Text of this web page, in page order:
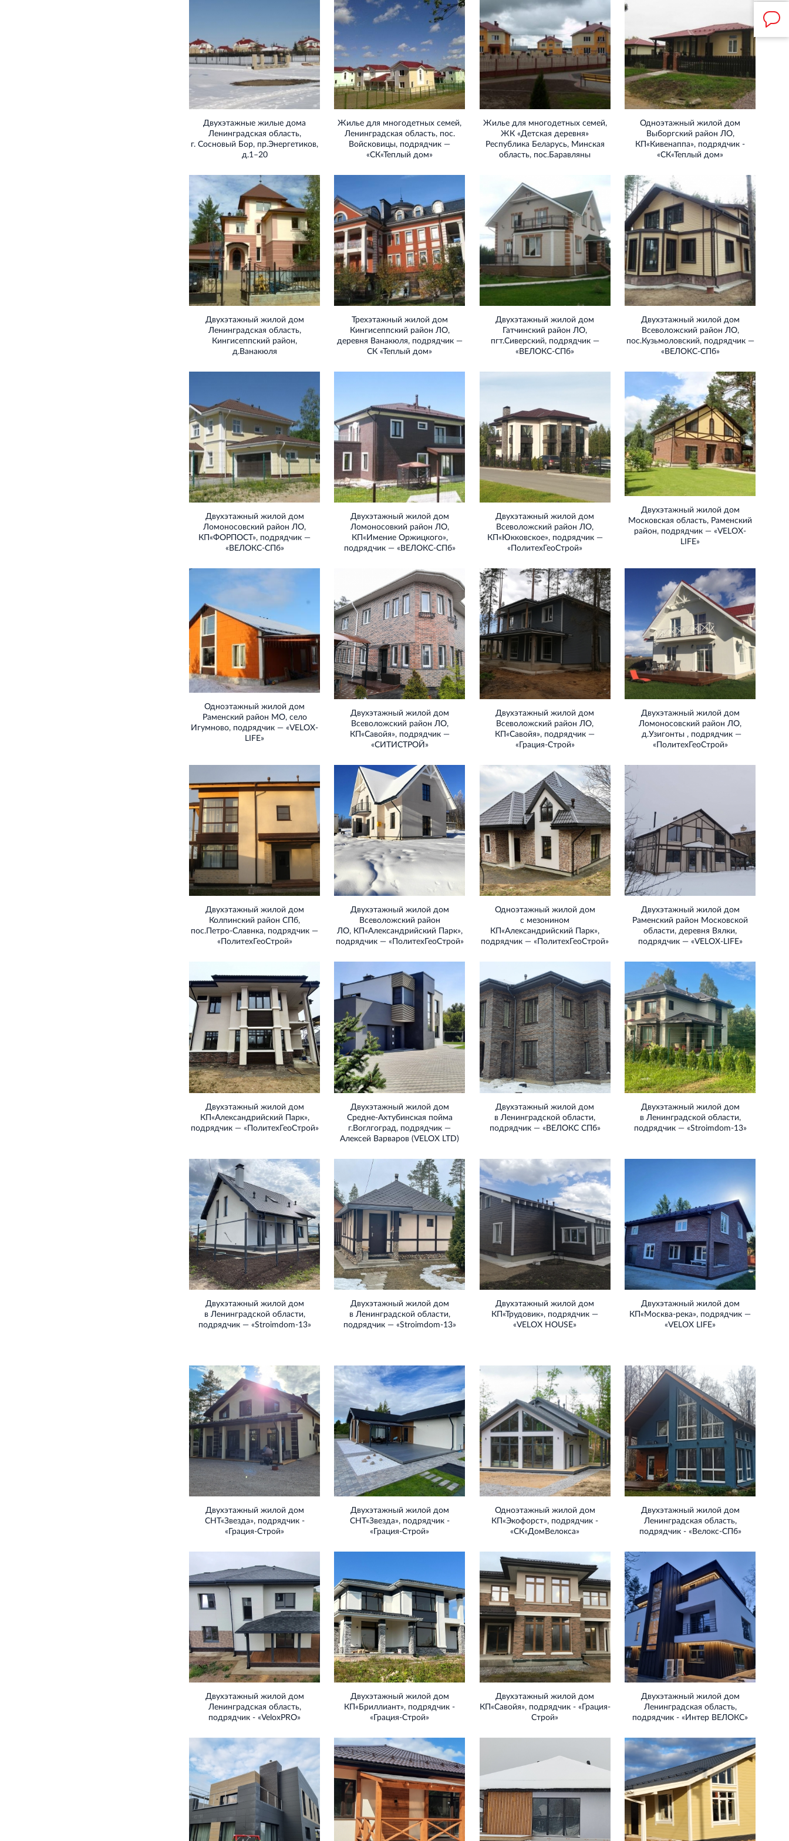
Двухэтажные жилые дома
Ленинградская область,
г. Сосновый Бор, пр.Энергетиков,
д.1–20
Жилье для многодетных семей,
Ленинградская область, пос.
Войсковицы, подрядчик —
«СК«Теплый дом»
Жилье для многодетных семей,
ЖК «Детская деревня»
Республика Беларусь, Минская
область, пос.Баравляны
Одноэтажный жилой дом
Выборгский район ЛО,
КП«Кивенаппа», подрядчик -
«СК«Теплый дом»
Двухэтажный жилой дом
Ленинградская область,
Кингисеппский район,
д.Ванакюля
Трехэтажный жилой дом
Кингисеппский район ЛО,
деревня Ванакюля, подрядчик —
СК «Теплый дом»
Двухэтажный жилой дом
Гатчинский район ЛО,
пгт.Сиверский, подрядчик —
«ВЕЛОКС‐СПб»
Двухэтажный жилой дом
Всеволожский район ЛО,
пос.Кузьмоловский, подрядчик —
«ВЕЛОКС‐СПб»
Двухэтажный жилой дом
Ломоносовский район ЛО,
КП«ФОРПОСТ», подрядчик —
«ВЕЛОКС‐СПб»
Двухэтажный жилой дом
Ломоносовкий район ЛО,
КП«Имение Оржицкого»,
подрядчик — «ВЕЛОКС‐СПб»
Двухэтажный жилой дом
Всеволожский район ЛО,
КП«Юкковское», подрядчик —
«ПолитехГеоСтрой»
Двухэтажный жилой дом
Московская область, Раменский
район, подрядчик — «VELOX‐
LIFE»
Одноэтажный жилой дом
Раменский район МО, село
Игумново, подрядчик — «VELOX‐
LIFE»
Двухэтажный жилой дом
Всеволожский район ЛО,
КП«Савойя», подрядчик —
«СИТИСТРОЙ»
Двухэтажный жилой дом
Всеволожский район ЛО,
КП«Савойя», подрядчик —
«Грация‐Строй»
Двухэтажный жилой дом
Ломоносовский район ЛО,
д.Узигонты , подрядчик —
«ПолитехГеоСтрой»
Двухэтажный жилой дом
Колпинский район СПб,
пос.Петро‐Славнка, подрядчик —
«ПолитехГеоСтрой»
Двухэтажный жилой дом
Всеволожский район
ЛО, КП«Александрийский Парк»,
подрядчик — «ПолитехГеоСтрой»
Одноэтажный жилой дом
с мезонином
КП«Александрийский Парк»,
подрядчик — «ПолитехГеоСтрой»
Двухэтажный жилой дом
Раменский район Московской
области, деревня Вялки,
подрядчик — «VELOX‐LIFE»
Двухэтажный жилой дом
КП«Александрийский Парк»,
подрядчик — «ПолитехГеоСтрой»
Двухэтажный жилой дом
Средне‐Ахтубинская пойма
г.Воглгоград, подрядчик —
Алексей Варваров (VELOX LTD)
Двухэтажный жилой дом
в Ленинградской области,
подрядчик — «ВЕЛОКС СПб»
Двухэтажный жилой дом
в Ленинградской области,
подрядчик — «Stroimdom‐13»
Двухэтажный жилой дом
в Ленинградской области,
подрядчик — «Stroimdom‐13»
Двухэтажный жилой дом
в Ленинградской области,
подрядчик — «Stroimdom‐13»
Двухэтажный жилой дом
КП«Трудовик», подрядчик —
«VELOX HOUSE»
Двухэтажный жилой дом
КП«Москва‐река», подрядчик —
«VELOX LIFE»
Двухэтажный жилой дом
СНТ«Звезда», подрядчик -
«Грация-Строй»
Двухэтажный жилой дом
СНТ«Звезда», подрядчик -
«Грация-Строй»
Одноэтажный жилой дом
КП«Экофорст», подрядчик -
«СК«ДомВелокса»
Двухэтажный жилой дом
Ленинградская область,
подрядчик - «Велокс-СПб»
Двухэтажный жилой дом
Ленинградская область,
подрядчик - «VeloxPRO»
Двухэтажный жилой дом
КП«Бриллиант», подрядчик -
«Грация-Строй»
Двухэтажный жилой дом
КП«Савойя», подрядчик - «Грация-
Строй»
Двухэтажный жилой дом
Ленинградская область,
подрядчик - «Интер ВЕЛОКС»